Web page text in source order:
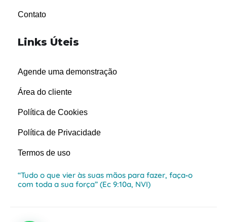
Contato
Links Úteis
Agende uma demonstração
Área do cliente
Política de Cookies
Política de Privacidade
Termos de uso
“Tudo o que vier às suas mãos para fazer, faça‑o
com toda a sua força” (Ec 9:10a, NVI)